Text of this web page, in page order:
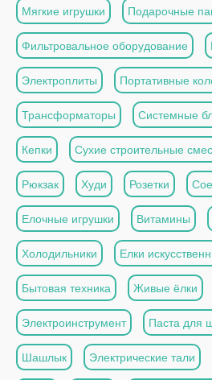
Мягкие игрушки Подарочные
Фильтровальное оборудование
Электроплиты Портативные
Трансформаторы Системные
Кепки Сухие строительные
Рюкзак Худи Розетки
Елочные игрушки Витамины
Холодильники Елки
Бытовая техника Живые ёлки
Электроинструмент Паста для
Шашлык Электрические тали